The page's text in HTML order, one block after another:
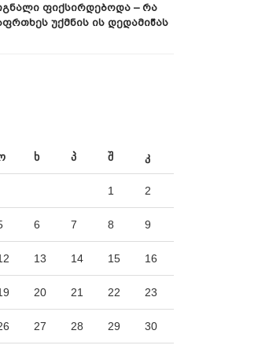
Ფიქსირდებოდა – Რა
Უქმნის Ის Დედამიწას
ხ პ შ კ
1 2
6 7 8 9
13 14 15 16
20 21 22 23
27 28 29 30